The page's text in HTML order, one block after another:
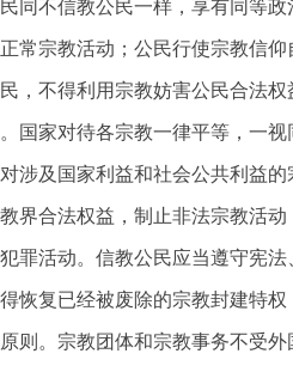
同不信教公民一样，享有同等
常宗教活动；公民行使宗教信
，不得利用宗教妨害公民合法
国家对待各宗教一律平等，一
涉及国家利益和社会公共利益
界合法权益，制止非法宗教活
罪活动。信教公民应当遵守宪
恢复已经被废除的宗教封建特
则。宗教团体和宗教事务不受